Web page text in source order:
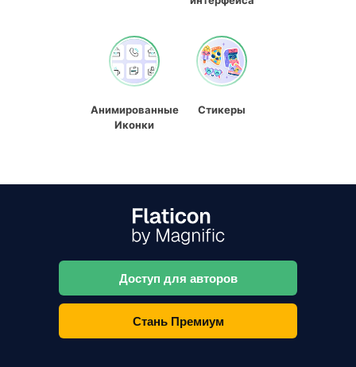
Анимированные
Иконки
Стикеры
Доступ для авторов
Стань Премиум